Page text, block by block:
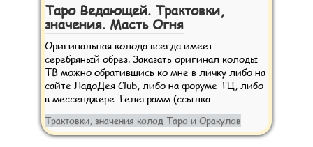
Таро Ведающей. Трактовки,
значения. Масть Огня
Оригинальная колода всегда имеет
серебряный обрез. Заказать оригинал колоды
ТВ можно обратившись ко мне в личку либо на
сайте ЛадоДея Club, либо на форуме ТЦ, либо
в мессенджере Телеграмм (ссылка
Трактовки, значения колод Таро и Оракулов